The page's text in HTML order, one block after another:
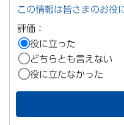
この情報は皆さまのお役
評価：
役に立った
どちらとも言えない
役に立たなかった